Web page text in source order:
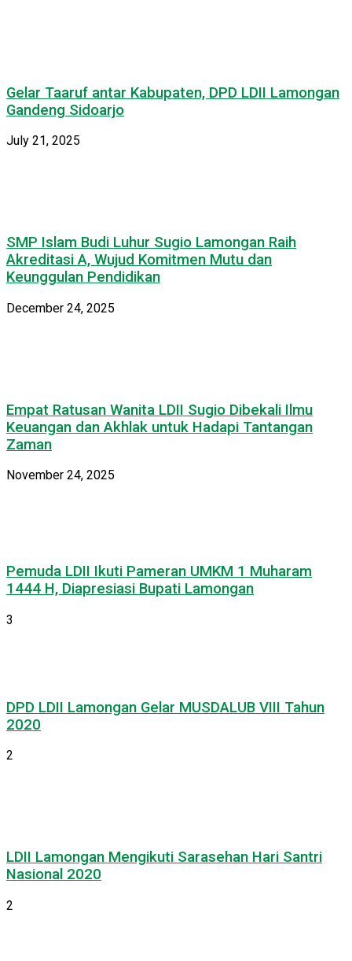
Gelar Taaruf antar Kabupaten, DPD LDII Lamongan
Gandeng Sidoarjo
July 21, 2025
SMP Islam Budi Luhur Sugio Lamongan Raih
Akreditasi A, Wujud Komitmen Mutu dan
Keunggulan Pendidikan
December 24, 2025
Empat Ratusan Wanita LDII Sugio Dibekali Ilmu
Keuangan dan Akhlak untuk Hadapi Tantangan
Zaman
November 24, 2025
Pemuda LDII Ikuti Pameran UMKM 1 Muharam
1444 H, Diapresiasi Bupati Lamongan
3
DPD LDII Lamongan Gelar MUSDALUB VIII Tahun
2020
2
LDII Lamongan Mengikuti Sarasehan Hari Santri
Nasional 2020
2